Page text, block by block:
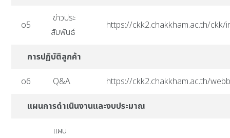
o5
ข่าวประ
สัมพันธ์
https://ckk2.chakkham.ac.th/
การปฏิบัติลูกค้า
o6
Q&A
https://ckk2.chakkham.ac.th/
แผนการดำเนินงานและงบประมาณ
แผน